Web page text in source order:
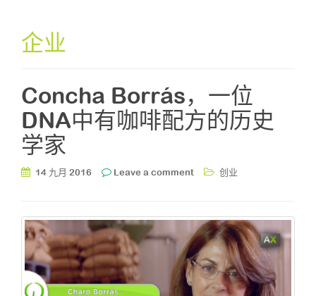
企业
Concha Borrás，一位
DNA中有咖啡配方的历史
学家
14 九月 2016 Leave a comment 创业